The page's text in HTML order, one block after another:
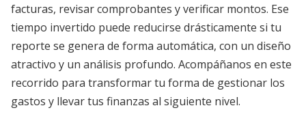
facturas, revisar comprobantes y verificar montos. Ese
tiempo invertido puede reducirse drásticamente si tu
reporte se genera de forma automática, con un diseño
atractivo y un análisis profundo. Acompáñanos en este
recorrido para transformar tu forma de gestionar los
gastos y llevar tus finanzas al siguiente nivel.